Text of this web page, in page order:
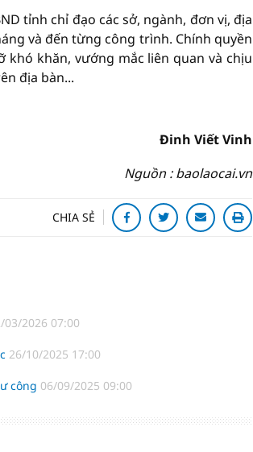
tỉnh chỉ đạo các sở, ngành, đơn vị, địa
và đến từng công trình. Chính quyền
khăn, vướng mắc liên quan và chịu
địa bàn...
Đinh Viết Vinh
Nguồn : baolaocai.vn
CHIA SẺ
03/2026 07:00
26/10/2025 17:00
công 06/09/2025 09:00